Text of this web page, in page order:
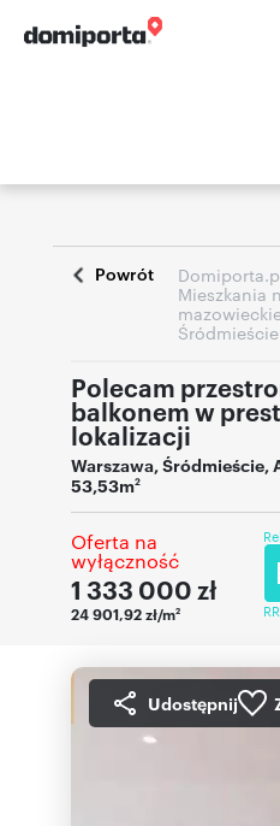
Powrót
Mieszkania
Śródmieście
Polecam
balkonem w
lokalizacji
Warszawa,Śródmieście,
53,53m2
Oferta na
wyłączność
1 333 000 zł
24 901,92 zł/m2
Udostępnij